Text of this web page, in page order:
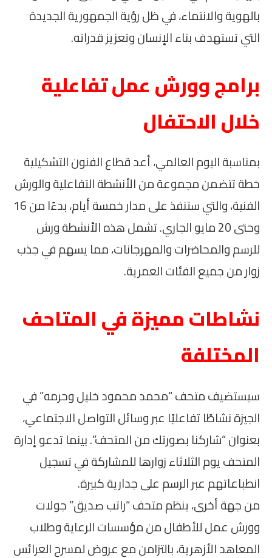
بالهوية والانتماء، في ظل رؤية الجمهورية الجديدة
التي تستهدف بناء الإنسان وتعزيز قدراته.
برامج وورش عمل تفاعلية
خلال الاحتفال
بمناسبة اليوم العالمي، أعد قطاع الفنون التشكيلية
خطة تتضمن مجموعة من الأنشطة التفاعلية والورش
الفنية، والتي ستنفذ على مدار خمسة أيام، بدءًا من 16
وحتى 20 مايو الجاري. تشمل هذه الأنشطة ورش
للرسم والمحاضرات والمهرجانات، مما يسهم في جذب
زوار من جميع الفئات العمرية.
نشاطات مميزة في المتاحف
المختلفة
سيستضيف متحف “محمد محمود خليل وحرمه” في
الجيزة نشاطًا تفاعليًا عبر وسائل التواصل الاجتماعي،
بعنوان “شاركنا بصورتك من المتحف”. بينما تدعو إدارة
المتحف يوم الثلاثاء زوارها للمشاركة في تسجيل
انطباعاتهم عبر الرسم على جدارية كبيرة.
من جهة أخرى، ينظم متحف “راتب صديق” جولات
وورش عمل للأطفال من مؤسسات الرعاية وطلاب
المعاهد الأزهرية، بالتزامن مع عروض لمسرح العرائس